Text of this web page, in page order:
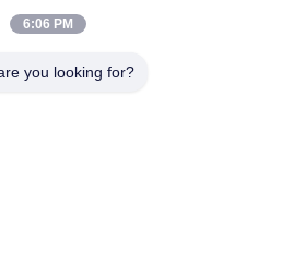
Vullende het Verzegelen
6:06 PM
you looking for?